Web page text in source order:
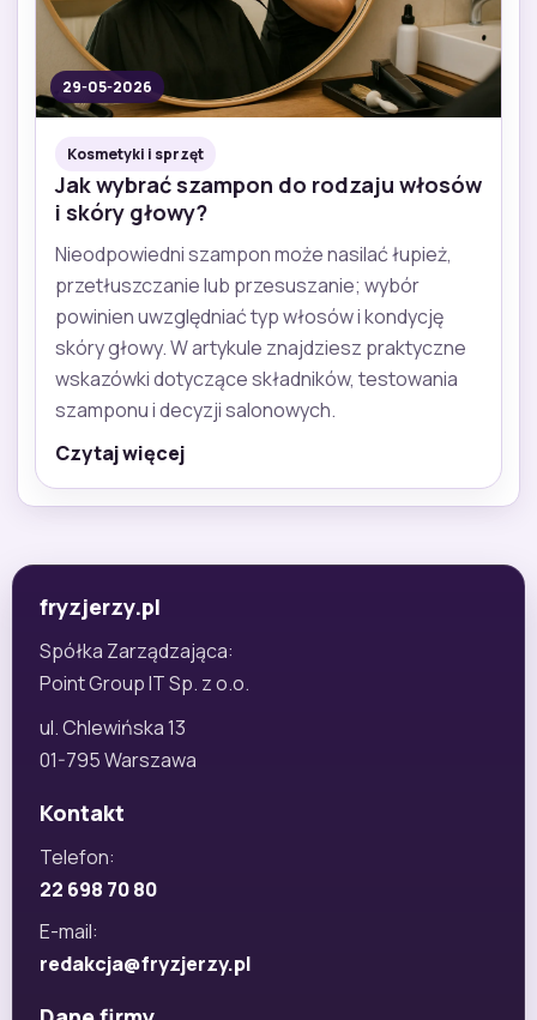
29-05-2026
Kosmetyki i sprzęt
Jak wybrać szampon do rodzaju włosów
i skóry głowy?
Nieodpowiedni szampon może nasilać łupież,
przetłuszczanie lub przesuszanie; wybór
powinien uwzględniać typ włosów i kondycję
skóry głowy. W artykule znajdziesz praktyczne
wskazówki dotyczące składników, testowania
szamponu i decyzji salonowych.
Czytaj więcej
fryzjerzy.pl
Spółka Zarządzająca:
Point Group IT Sp. z o.o.
ul. Chlewińska 13
01-795 Warszawa
Kontakt
Telefon:
22 698 70 80
E-mail:
redakcja@fryzjerzy.pl